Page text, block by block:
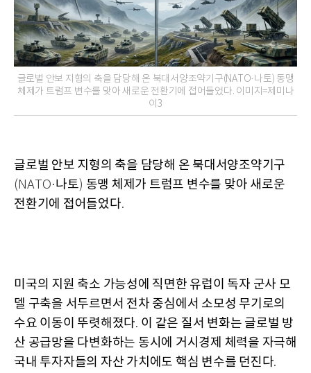
글로벌 안보 지형의 축을 담당해 온 북대서양조약기구(NATO·나토) 동맹
체제가 트럼프 변수를 맞아 새로운 전환기에 접어들었다. 이미지=제미나
이3
글로벌 안보 지형의 축을 담당해 온 북대서양조약기구
(NATO·나토) 동맹 체제가 트럼프 변수를 맞아 새로운
전환기에 접어들었다.
미국의 지원 축소 가능성에 직면한 유럽이 독자 군사 모
델 구축을 서두르면서 전차 중심에서 소모성 무기로의
수요 이동이 뚜렷해졌다. 이 같은 질서 변화는 글로벌 방
산 공급망을 다변화하는 동시에 거시경제 체력을 자극해
국내 투자자들의 자산 가치에도 핵심 변수를 던진다.